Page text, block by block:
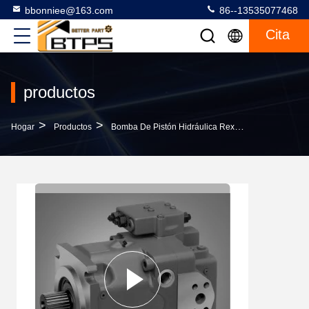
bbonniee@163.com 86--13535077468
Cita
productos
Hogar > Productos > Bomba De Pistón Hidráulica Rexroth